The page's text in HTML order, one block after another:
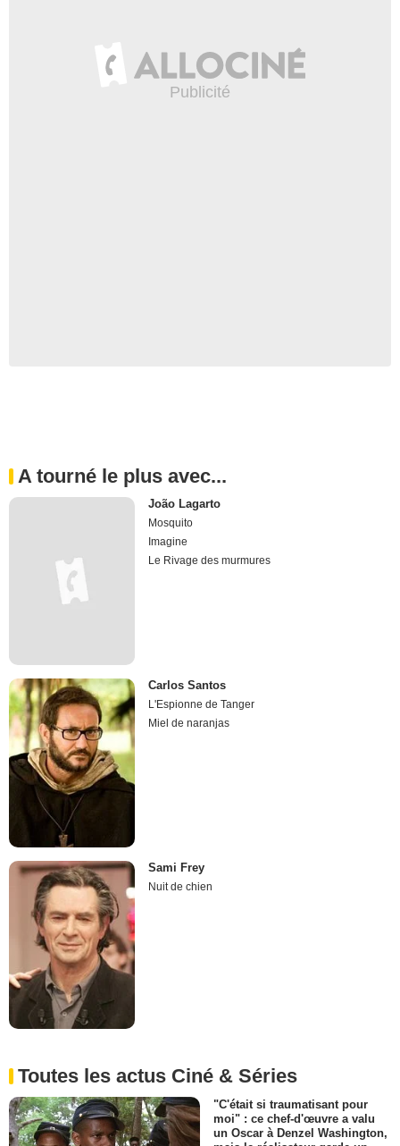
A tourné le plus avec...
João Lagarto
Mosquito
Imagine
Le Rivage des murmures
Carlos Santos
L'Espionne de Tanger
Miel de naranjas
Sami Frey
Nuit de chien
Toutes les actus Ciné & Séries
"C'était si traumatisant pour
moi" : ce chef-d'œuvre a valu
un Oscar à Denzel Washington,